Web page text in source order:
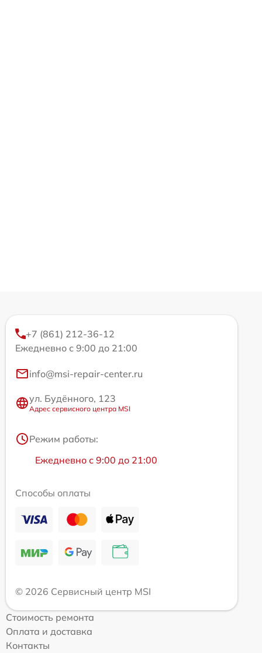
+7 (861) 212-36-12
Ежедневно с 9:00 до 21:00
info@msi-repair-center.ru
ул. Будённого, 123
Адрес сервисного центра MSI
Режим работы:
Ежедневно с 9:00 до 21:00
Способы оплаты
© 2026 Сервисный центр MSI
Стоимость ремонта
Оплата и доставка
Контакты